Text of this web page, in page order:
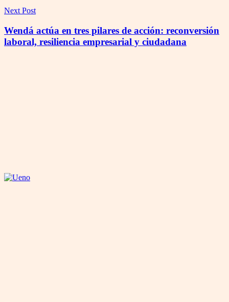
Next Post
Wendá actúa en tres pilares de acción: reconversión
laboral, resiliencia empresarial y ciudadana